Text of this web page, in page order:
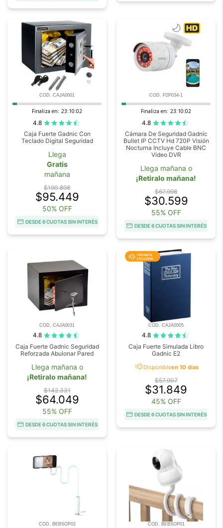
COD. CAJA0001
Finaliza en: 23:10:00
4.8
Caja Fuerte Gadnic Con
Teclado Digital Seguridad
Llega
Gratis
mañana
$190.898
$95.449
50% OFF
DESDE 6 CUOTAS SIN INTERÉS
COD. P2P034-1
Finaliza en: 23:10:00
4.8
Cámara De Seguridad Gadnic
Bullet IP CCTV Hd 720P Visión
Nocturna Incluye Cable BNC
Video DVR
Llega mañana o
¡Retiralo mañana!
$67.998
$30.599
55% OFF
DESDE 6 CUOTAS SIN INTERÉS
COD. CAJA0031
4.8
Caja Fuerte Gadnic Seguridad
Reforzada Abulonar Pared
Llega mañana o
¡Retiralo mañana!
$142.331
$64.049
55% OFF
DESDE 6 CUOTAS SIN INTERÉS
COD. CAJA0005
4.8
Caja Fuerte Simulada Libro
Gadnic E2
acuteDisponibleen 10 días
$57.907
$31.849
45% OFF
DESDE 6 CUOTAS SIN INTERÉS
COD. BEBSOP02 COD. BEBSOP01